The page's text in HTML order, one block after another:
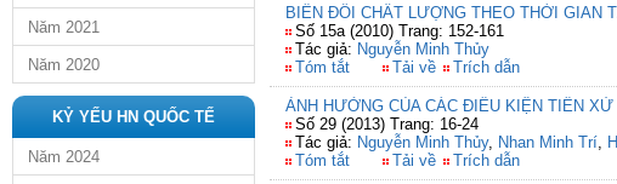
Năm 2021
Năm 2020
KỶ YẾU HN QUỐC TẾ
Năm 2024
BIẾN ĐỔI CHẤT LƯỢNG THEO THỜI GIAN
Số 15a (2010) Trang: 152-161
Tác giả: Nguyễn Minh Thủy
Tóm tắt
Tải về Trích dẫn
ẢNH HƯỞNG CỦA CÁC ĐIỀU KIỆN TIỀN
Số 29 (2013) Trang: 16-24
Tác giả: Nguyễn Minh Thủy, Nhan Minh Trí,
Tóm tắt
Tải về Trích dẫn